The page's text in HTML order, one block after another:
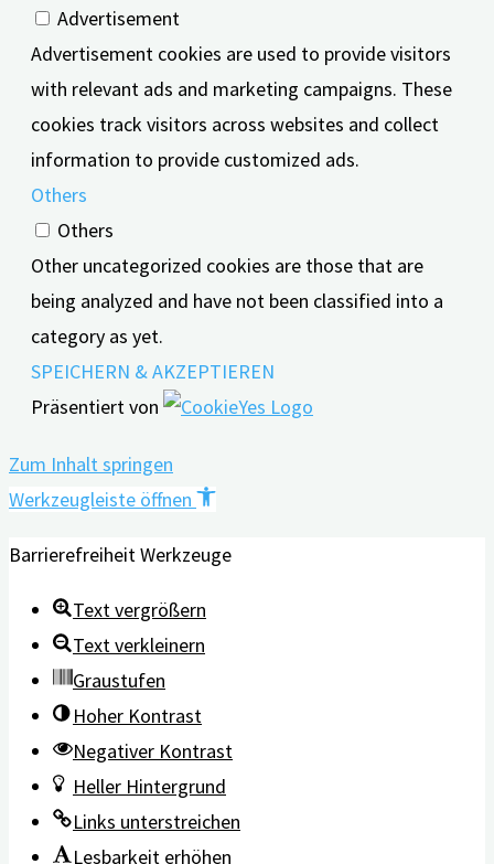
Advertisement
Advertisement cookies are used to provide visitors
with relevant ads and marketing campaigns. These
cookies track visitors across websites and collect
information to provide customized ads.
Others
Others
Other uncategorized cookies are those that are
being analyzed and have not been classified into a
category as yet.
SPEICHERN & AKZEPTIEREN
Präsentiert von
Zum Inhalt springen
Werkzeugleiste öffnen
Barrierefreiheit Werkzeuge
Text vergrößern
Text verkleinern
Graustufen
Hoher Kontrast
Negativer Kontrast
Heller Hintergrund
Links unterstreichen
Lesbarkeit erhöhen